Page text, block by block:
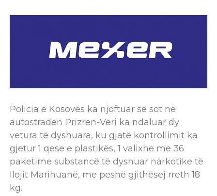
Policia e Kosovës ka njoftuar se sot në
autostradën Prizren-Veri ka ndaluar dy
vetura të dyshuara, ku gjatë kontrollimit ka
gjetur 1 qese e plastikës, 1 valixhe me 36
paketime substancë të dyshuar narkotike të
llojit Marihuanë, me peshë gjithësej rreth 18
kg.